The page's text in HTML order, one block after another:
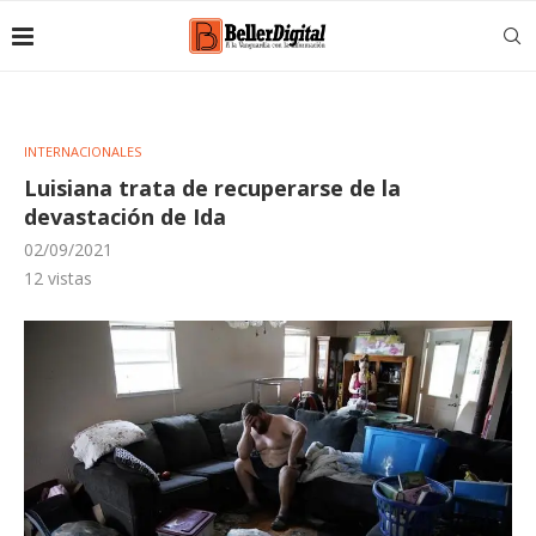
INTERNACIONALES
Luisiana trata de recuperarse de la
devastación de Ida
02/09/2021
12 vistas